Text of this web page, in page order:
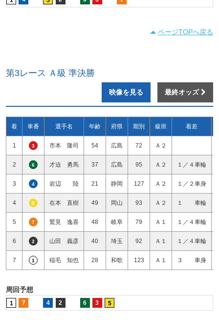
ページTOPへ戻る
第3レース Ａ級 準決勝
映像を見る 最終オッズ
着 車番 選手名 年齢 府県 期別 級班 着差
1 3 市本 隆司 54 広島 72 Ａ２
2 6 才迫 勇馬 37 広島 95 Ａ２ １／４車輪
3 4 岩辺 陸 21 静岡 127 Ａ２ １／２車身
4 5 在本 直樹 49 岡山 93 Ａ２ １ 車輪
5 7 鷲見 逸喜 48 岐阜 79 Ａ１ １／４車輪
6 2 山田 義彦 40 埼玉 92 Ａ１ １／４車輪
7 1 稲毛 知也 28 和歌 123 Ａ１ ３ 車身
周回予想
1 7 4 2 6 3 5